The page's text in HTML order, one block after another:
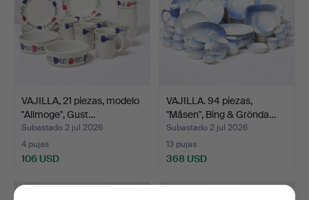
VAJILLA, 21 piezas, modelo
"Allmoge", Gust…
Subastado 2 jul 2026
4 pujas
106 USD
VAJILLA. 94 piezas,
"Måsen", Bing & Grönda…
Subastado 2 jul 2026
13 pujas
368 USD